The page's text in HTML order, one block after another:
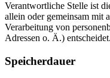
Verantwortliche Stelle ist
allein oder gemeinsam mit
Verarbeitung von
Adressen o. Ä.) entscheidet.
Speicherdauer